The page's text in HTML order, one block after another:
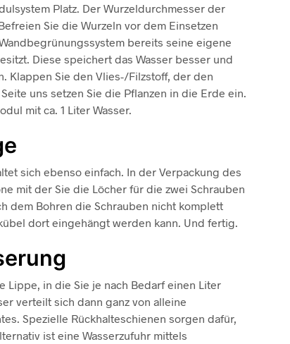
Platz. Der Wurzeldurchmesser der
Sie die Wurzeln vor dem Einsetzen
bereits seine eigene
Diese speichert das Wasser besser und
Klappen Sie den Vlies-/Filzstoff, der den
uns setzen Sie die Pflanzen in die Erde ein.
mit ca. 1 Liter Wasser.
sich ebenso einfach. In der Verpackung des
mit der Sie die Löcher für die zwei Schrauben
dem Bohren die Schrauben nicht komplett
dort eingehängt werden kann. Und fertig.
Lippe, in die Sie je nach Bedarf einen Liter
verteilt sich dann ganz von alleine
Spezielle Rückhalteschienen sorgen dafür,
ist eine Wasserzufuhr mittels